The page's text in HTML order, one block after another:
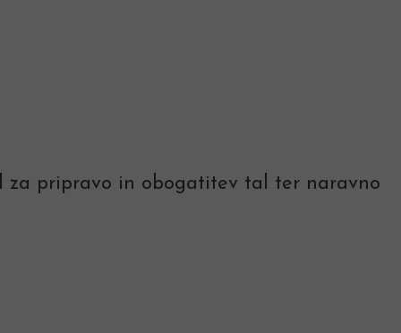
za pripravo in obogatitev tal ter naravno